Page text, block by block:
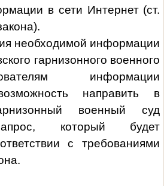
в сети Интернет (ст.
необходимой информации
гарнизонного военного
информации
направить в
военный суд
который будет
с требованиями